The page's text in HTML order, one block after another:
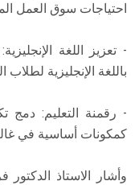
احتياجات سوق العمل
باللغة الإنجليزية
- رقمنة التعليم: دمج
كمكونات أساسية في
وأشار الاستاذ الدكتور